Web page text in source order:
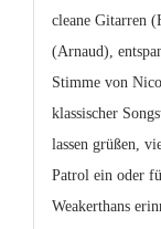
cleane Gitarren
(Arnaud),
Stimme von
klassischer
lassen grüßen,
Patrol ein oder
Weakerthans